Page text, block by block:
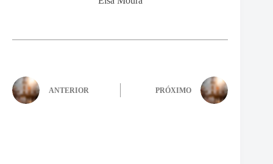
ANTERIOR PRÓXIMO